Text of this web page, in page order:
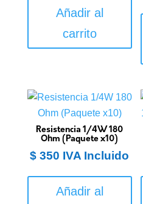
Añadir al
carrito
Resistencia 1/4W 180
Ohm (Paquete x10)
$ 350 IVA Incluido
Añadir al